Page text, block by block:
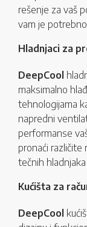
rešenje za vaš
vam je potrebno.
Hladnjaci za
DeepCool
maksimalno
tehnologijama
napredni
performanse
pronaći različite
tečnih
Kućišta za
DeepCool